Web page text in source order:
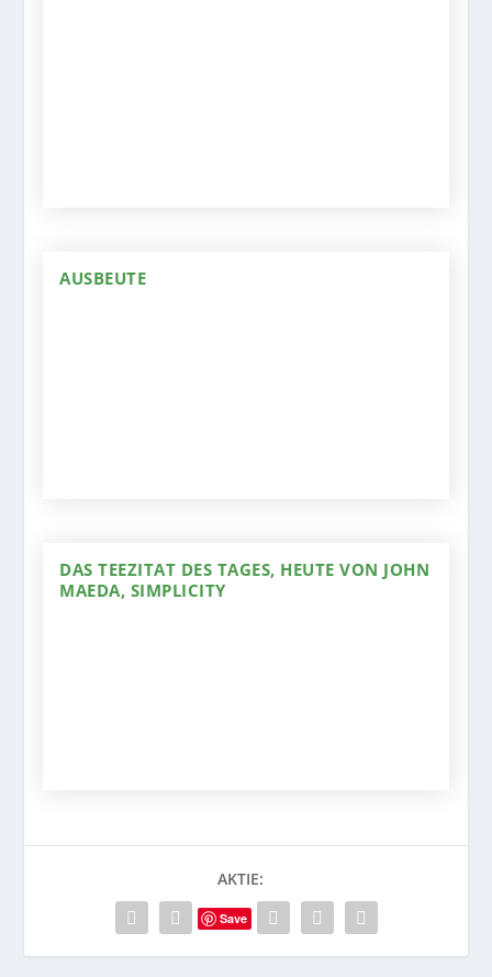
AUSBEUTE
DAS TEEZITAT DES TAGES, HEUTE VON JOHN
MAEDA, SIMPLICITY
AKTIE:
Save